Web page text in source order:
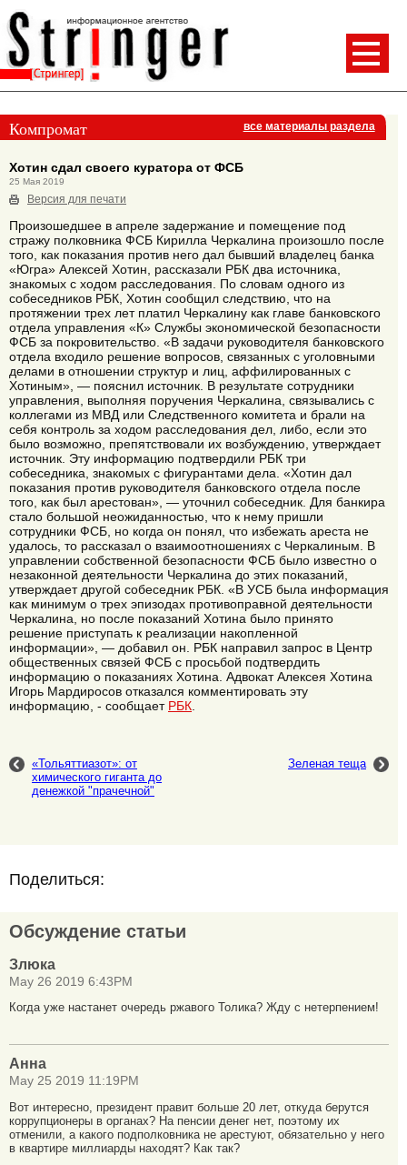
Компромат все материалы раздела
Хотин сдал своего куратора от ФСБ
25 Мая 2019
Версия для печати
Произошедшее в апреле задержание и помещение под
стражу полковника ФСБ Кирилла Черкалина произошло после
того, как показания против него дал бывший владелец банка
«Югра» Алексей Хотин, рассказали РБК два источника,
знакомых с ходом расследования. По словам одного из
собеседников РБК, Хотин сообщил следствию, что на
протяжении трех лет платил Черкалину как главе банковского
отдела управления «К» Службы экономической безопасности
ФСБ за покровительство. «В задачи руководителя банковского
отдела входило решение вопросов, связанных с уголовными
делами в отношении структур и лиц, аффилированных с
Хотиным», — пояснил источник. В результате сотрудники
управления, выполняя поручения Черкалина, связывались с
коллегами из МВД или Следственного комитета и брали на
себя контроль за ходом расследования дел, либо, если это
было возможно, препятствовали их возбуждению, утверждает
источник. Эту информацию подтвердили РБК три
собеседника, знакомых с фигурантами дела. «Хотин дал
показания против руководителя банковского отдела после
того, как был арестован», — уточнил собеседник. Для банкира
стало большой неожиданностью, что к нему пришли
сотрудники ФСБ, но когда он понял, что избежать ареста не
удалось, то рассказал о взаимоотношениях с Черкалиным. В
управлении собственной безопасности ФСБ было известно о
незаконной деятельности Черкалина до этих показаний,
утверждает другой собеседник РБК. «В УСБ была информация
как минимум о трех эпизодах противоправной деятельности
Черкалина, но после показаний Хотина было принято
решение приступать к реализации накопленной
информации», — добавил он. РБК направил запрос в Центр
общественных связей ФСБ с просьбой подтвердить
информацию о показаниях Хотина. Адвокат Алексея Хотина
Игорь Мардиросов отказался комментировать эту
информацию, - сообщает РБК.
«Тольяттиазот»: от
химического гиганта до
денежкой "прачечной"
Зеленая теща
Поделиться:
Обсуждение статьи
Злюка
May 26 2019 6:43PM
Когда уже настанет очередь ржавого Толика? Жду с нетерпением!
Анна
May 25 2019 11:19PM
Вот интересно, президент правит больше 20 лет, откуда берутся
коррупционеры в органах? На пенсии денег нет, поэтому их
отменили, а какого подполковника не арестуют, обязательно у него
в квартире миллиарды находят? Как так?